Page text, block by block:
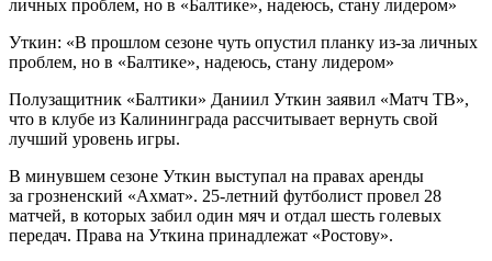
Уткин: «В прошлом сезоне чуть опустил планку из‑за личных
проблем, но в «Балтике», надеюсь, стану лидером»
Полузащитник «Балтики» Даниил Уткин заявил «Матч ТВ»,
что в клубе из Калининграда рассчитывает вернуть свой
лучший уровень игры.
В минувшем сезоне Уткин выступал на правах аренды
за грозненский «Ахмат». 25‑летний футболист провел 28
матчей, в которых забил один мяч и отдал шесть голевых
передач. Права на Уткина принадлежат «Ростову».